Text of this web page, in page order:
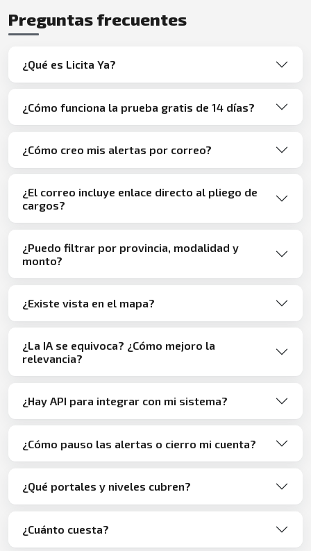
Preguntas frecuentes
¿Qué es Licita Ya?
¿Cómo funciona la prueba gratis de 14 días?
¿Cómo creo mis alertas por correo?
¿El correo incluye enlace directo al pliego de
cargos?
¿Puedo filtrar por provincia, modalidad y
monto?
¿Existe vista en el mapa?
¿La IA se equivoca? ¿Cómo mejoro la
relevancia?
¿Hay API para integrar con mi sistema?
¿Cómo pauso las alertas o cierro mi cuenta?
¿Qué portales y niveles cubren?
¿Cuánto cuesta?